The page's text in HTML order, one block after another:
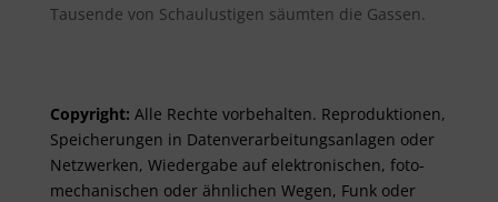
Tausende von Schaulustigen säumten die Gassen.
Copyright: Alle Rechte vor­be­halt­en. Re­pro­duktionen,
Spei­cher­ungen in Daten­ver­arbeitungs­anlag­en oder
Netz­werken, Wieder­gabe auf elektro­nisch­en, foto­
mech­anisch­en oder ähnlich­en Wegen, Funk oder